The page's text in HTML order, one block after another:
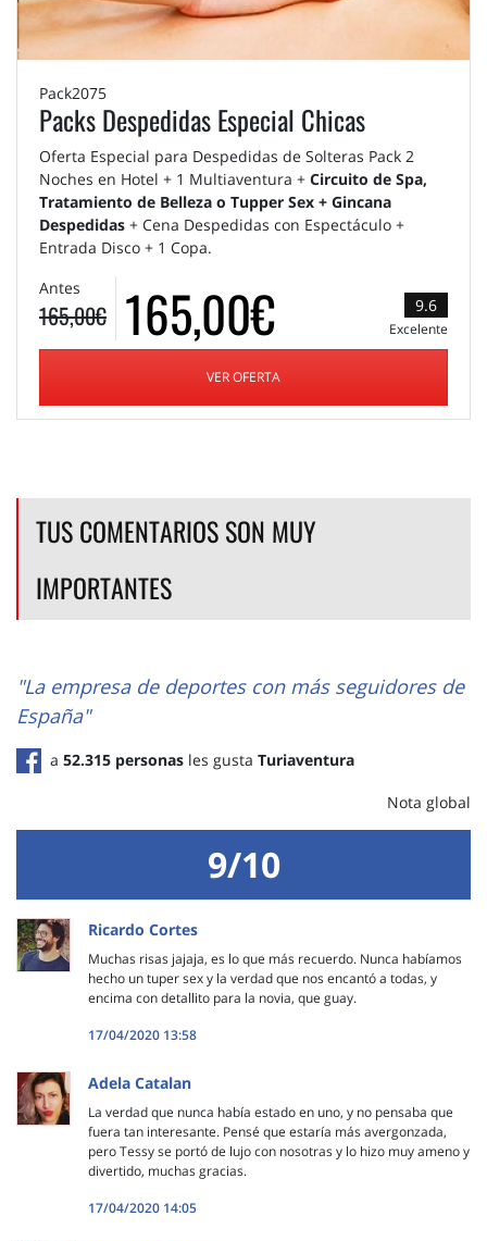
Pack2075
Packs Despedidas Especial Chicas
Oferta Especial para Despedidas de Solteras Pack 2
Noches en Hotel + 1 Multiaventura + Circuito de Spa,
Tratamiento de Belleza o Tupper Sex + Gincana
Despedidas + Cena Despedidas con Espectáculo +
Entrada Disco + 1 Copa.
Antes
165,00€ 165,00€ 9.6
Excelente
VER OFERTA
TUS COMENTARIOS SON MUY
IMPORTANTES
"La empresa de deportes con más seguidores de
España"
a 52.315 personas les gusta Turiaventura
Nota global
9/10
Ricardo Cortes
Muchas risas jajaja, es lo que más recuerdo. Nunca habíamos
hecho un tuper sex y la verdad que nos encantó a todas, y
encima con detallito para la novia, que guay.
17/04/2020 13:58
Adela Catalan
La verdad que nunca había estado en uno, y no pensaba que
fuera tan interesante. Pensé que estaría más avergonzada,
pero Tessy se portó de lujo con nosotras y lo hizo muy ameno y
divertido, muchas gracias.
17/04/2020 14:05